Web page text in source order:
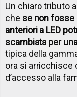
Un chiaro tributo
che se non fosse
anteriori a LED
scambiata per
tipica della
ora si arricchisce
d’accesso alla